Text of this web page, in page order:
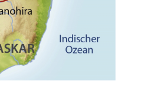
Seltene Lemuren und
wie zum Beispiel Chamäleons,
im Begleitfahrzeug bis